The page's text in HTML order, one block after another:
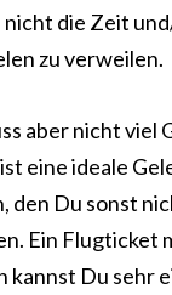
die Zeit
zu verweilen.
aber nicht viel
eine ideale
den Du sonst
Ein Flugticket
kannst Du sehr